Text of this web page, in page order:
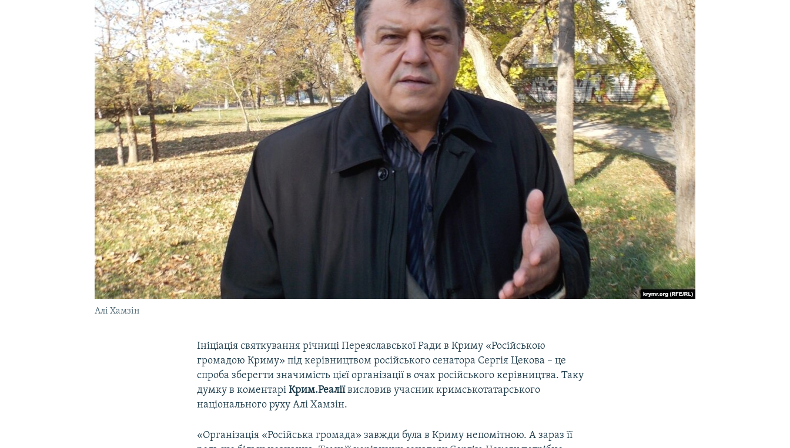
УКРАЇНСЬКА ПРОБЛЕМА КРИМУ
Алі Хамзін
Ініціація святкування річниці Переяславської Ради в Криму «Російською
громадою Криму» під керівництвом російського сенатора Сергія Цекова – це
спроба зберегти значимість цієї організації в очах російського керівництва. Таку
думку в коментаріКрим.Реаліївисловив учасник кримськотатарського
національного руху Алі Хамзін.
«Організація «Російська громада» завжди була в Криму непомітною. А зараз її